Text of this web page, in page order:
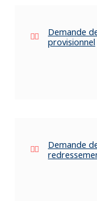
Demande
provisionnel
Demande